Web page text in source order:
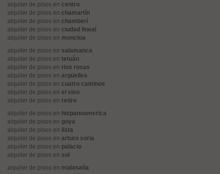
alquiler de pisos en centro
alquiler de pisos en chamartín
alquiler de pisos en chamberí
alquiler de pisos en ciudad lineal
alquiler de pisos en moncloa
alquiler de pisos en salamanca
alquiler de pisos en tetuán
alquiler de pisos en rios rosas
alquiler de pisos en argüelles
alquiler de pisos en cuatro caminos
alquiler de pisos en el viso
alquiler de pisos en retiro
alquiler de pisos en hispanoamerica
alquiler de pisos en goya
alquiler de pisos en lista
alquiler de pisos en arturo soria
alquiler de pisos en palacio
alquiler de pisos en sol
alquiler de pisos en malasaña